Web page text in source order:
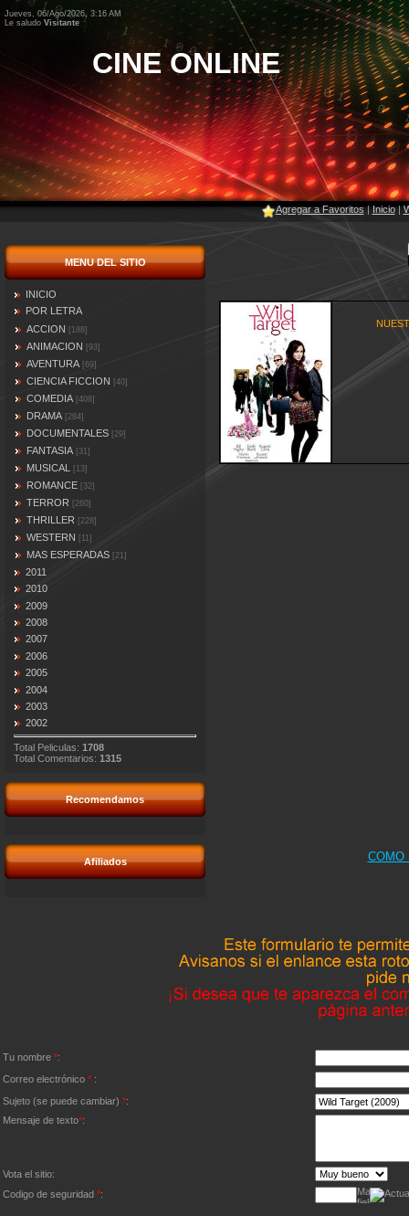
Jueves, 06/Ago/2026, 3:16 AM
Le saludo Visitante
CINE ONLINE
Agregar a Favoritos|Inicio|
MENU DEL SITIO
INICIO
POR LETRA
ACCION
[188]
ANIMACION [93]
AVENTURA [69]
CIENCIA FICCION [40]
COMEDIA [408]
DRAMA [284]
DOCUMENTALES [29]
FANTASIA [31]
MUSICAL [13]
ROMANCE [32]
TERROR [260]
THRILLER [228]
WESTERN [11]
MAS ESPERADAS [21]
2011
2010
2009
2008
2007
2006
2005
2004
2003
2002
Total Peliculas: 1708
Total Comentarios: 1315
Recomendamos
Afiliados COMO
Tu nombre *:
Correo electrónico * :
Sujeto (se puede cambiar) *:
Mensaje de texto*:
Vota el sitio:
Codigo de seguridad *: